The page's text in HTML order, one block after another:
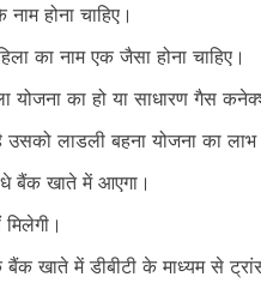
होना चाहिए।
का नाम एक जैसा होना चाहिए।
का हो या साधारण गैस
लाडली बहना योजना का लाभ
बैंक खाते में आएगा।
खाते में डीबीटी के माध्यम से